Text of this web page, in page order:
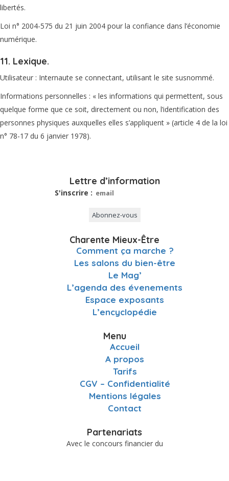
libertés.
Loi n° 2004-575 du 21 juin 2004 pour la confiance dans l’économie
numérique.
11. Lexique.
Utilisateur : Internaute se connectant, utilisant le site susnommé.
Informations personnelles : « les informations qui permettent, sous
quelque forme que ce soit, directement ou non, l’identification des
personnes physiques auxquelles elles s’appliquent » (article 4 de la loi
n° 78-17 du 6 janvier 1978).
Lettre d’information
S'inscrire :
Charente Mieux-Être
Comment ça marche ?
Les salons du bien-être
Le Mag’
L’agenda des évenements
Espace exposants
L’encyclopédie
Menu
Accueil
A propos
Tarifs
CGV – Confidentialité
Mentions légales
Contact
Partenariats
Avec le concours financier du